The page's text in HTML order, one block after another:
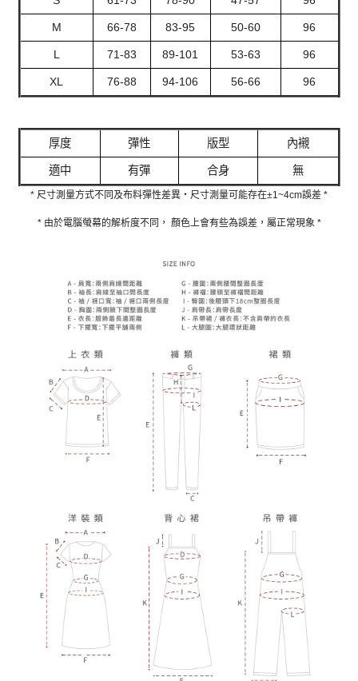
M 66-78 83-95 50-60 96
L 71-83 89-101 53-63 96
XL 76-88 94-106 56-66 96
厚度 彈性 版型 內襯
適中 有彈 合身 無
* 尺寸測量方式不同及布料彈性差異‧尺寸測量可能存在±1~4cm誤差 *
* 由於電腦螢幕的解析度不同， 顏色上會有些為誤差，屬正常現象 *